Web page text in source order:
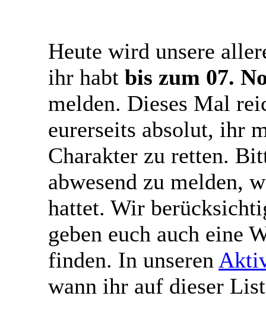
Heute wird unsere
ihr habt bis zum 07.
melden. Dieses Mal
eurerseits absolut, ihr
Charakter zu retten.
abwesend zu melden,
hattet. Wir
geben euch auch eine
finden. In unseren
wann ihr auf dieser